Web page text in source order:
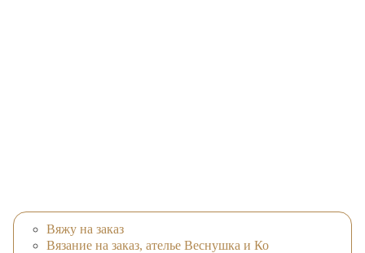
Вяжу на заказ
Вязание на заказ, ателье Веснушка и Ко